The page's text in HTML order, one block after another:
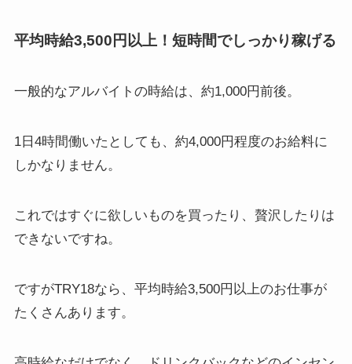
平均時給3,500円以上！短時間でしっかり稼げる
一般的なアルバイトの時給は、 約1,000円前後。
1日4時間働いたとしても、約4,000円程度のお給料に
しかなりません。
これではすぐに欲しいものを買ったり、贅沢したりは
できないですね。
ですがTRY18なら、 平均時給3,500円以上のお仕事が
たくさんあります。